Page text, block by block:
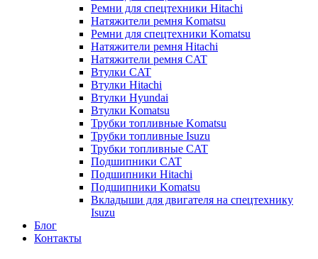
Ремни для спецтехники Hitachi
Натяжители ремня Komatsu
Ремни для спецтехники Komatsu
Натяжители ремня Hitachi
Натяжители ремня CAT
Втулки CAT
Втулки Hitachi
Втулки Hyundai
Втулки Komatsu
Трубки топливные Komatsu
Трубки топливные Isuzu
Трубки топливные CAT
Подшипники CAT
Подшипники Hitachi
Подшипники Komatsu
Вкладыши для двигателя на спецтехнику
Isuzu
Блог
Контакты